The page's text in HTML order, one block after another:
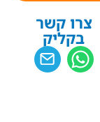
צרו קשר
בקליק